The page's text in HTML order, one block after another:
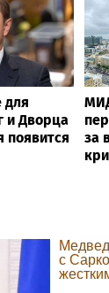
для
и Дворца
появится
за
с